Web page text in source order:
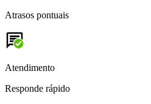
Atrasos pontuais
Atendimento
Responde rápido